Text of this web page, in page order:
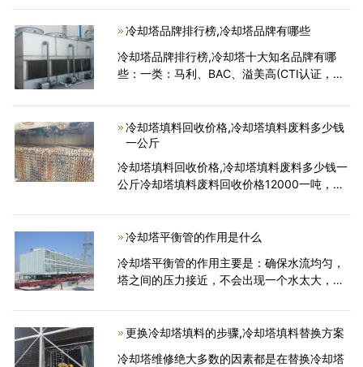
定期检查，一般冷却塔都会有专门的工程师对
其进行维护。
冷却塔品牌排行榜,冷却塔品牌有哪些
冷却塔品牌排行榜,冷却塔十大知名品牌有哪
些：一类：马利、BAC、溢美高(CTI认证，冷
台系，冷效90%左右)，三类：新菱、康明、菱
电、明新、联丰、空研、荏原，
冷却塔填料回收价格,冷却塔填料废料多少钱
一公斤
冷却塔填料回收价格,冷却塔填料废料多少钱一
公斤冷却塔填料废料回收价格12000一吨，像
在3500。物质回收再生利用公司。常见的都是
有填料的。品质不一样。采用的是PP耐。给水
冷却塔平衡管的作用是什么
冷却塔平衡管的作用主要是：确保水流均匀，
塔之间的压力接近，不会出现一个水太大，另
时，集水板之间的连接管就是我们所说的冷却
塔平衡管。其功能主要用于平衡冷却塔集水板
更换冷却塔填料的步骤,冷却塔填料替换方案
冷却塔维修绝大多数的因素都是在替换冷却塔